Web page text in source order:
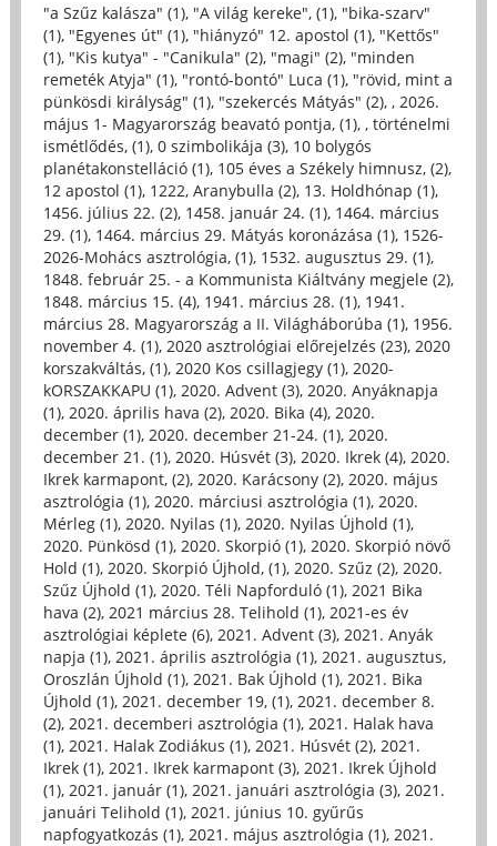
"a Szűz kalásza" (1), "A világ kereke", (1), "bika-szarv"
(1), "Egyenes út" (1), "hiányzó" 12. apostol (1), "Kettős"
(1), "Kis kutya" - "Canikula" (2), "magi" (2), "minden
remeték Atyja" (1), "rontó-bontó" Luca (1), "rövid, mint a
pünkösdi királyság" (1), "szekercés Mátyás" (2), , 2026.
május 1- Magyarország beavató pontja, (1), , történelmi
ismétlődés, (1), 0 szimbolikája (3), 10 bolygós
planétakonstelláció (1), 105 éves a Székely himnusz, (2),
12 apostol (1), 1222, Aranybulla (2), 13. Holdhónap (1),
1456. július 22. (2), 1458. január 24. (1), 1464. március
29. (1), 1464. március 29. Mátyás koronázása (1), 1526-
2026-Mohács asztrológia, (1), 1532. augusztus 29. (1),
1848. február 25. - a Kommunista Kiáltvány megjele (2),
1848. március 15. (4), 1941. március 28. (1), 1941.
március 28. Magyarország a II. Világháborúba (1), 1956.
november 4. (1), 2020 asztrológiai előrejelzés (23), 2020
korszakváltás, (1), 2020 Kos csillagjegy (1), 2020-
kORSZAKKAPU (1), 2020. Advent (3), 2020. Anyáknapja
(1), 2020. április hava (2), 2020. Bika (4), 2020.
december (1), 2020. december 21-24. (1), 2020.
december 21. (1), 2020. Húsvét (3), 2020. Ikrek (4), 2020.
Ikrek karmapont, (2), 2020. Karácsony (2), 2020. május
asztrológia (1), 2020. márciusi asztrológia (1), 2020.
Mérleg (1), 2020. Nyilas (1), 2020. Nyilas Újhold (1),
2020. Pünkösd (1), 2020. Skorpió (1), 2020. Skorpió növő
Hold (1), 2020. Skorpió Újhold, (1), 2020. Szűz (2), 2020.
Szűz Újhold (1), 2020. Téli Napforduló (1), 2021 Bika
hava (2), 2021 március 28. Telihold (1), 2021-es év
asztrológiai képlete (6), 2021. Advent (3), 2021. Anyák
napja (1), 2021. április asztrológia (1), 2021. augusztus,
Oroszlán Újhold (1), 2021. Bak Újhold (1), 2021. Bika
Újhold (1), 2021. december 19, (1), 2021. december 8.
(2), 2021. decemberi asztrológia (1), 2021. Halak hava
(1), 2021. Halak Zodiákus (1), 2021. Húsvét (2), 2021.
Ikrek (1), 2021. Ikrek karmapont (3), 2021. Ikrek Újhold
(1), 2021. január (1), 2021. januári asztrológia (3), 2021.
januári Telihold (1), 2021. június 10. gyűrűs
napfogyatkozás (1), 2021. május asztrológia (1), 2021.